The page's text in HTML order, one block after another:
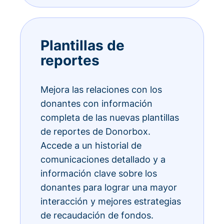
Plantillas de
reportes
Mejora las relaciones con los
donantes con información
completa de las nuevas plantillas
de reportes de Donorbox.
Accede a un historial de
comunicaciones detallado y a
información clave sobre los
donantes para lograr una mayor
interacción y mejores estrategias
de recaudación de fondos.